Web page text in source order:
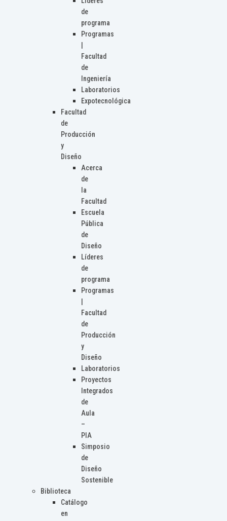
de
programa
Programas
Facultad
de
Ingeniería
Laboratorios
Expotecnológica
Facultad
de
Producción
y
Diseño
Acerca
de
la
Facultad
Escuela
Pública
de
Diseño
Líderes
de
programa
Programas
Facultad
de
Producción
y
Diseño
Laboratorios
Proyectos
Integrados
de
Aula
–
PIA
Simposio
de
Diseño
Sostenible
Biblioteca
Catálogo
en